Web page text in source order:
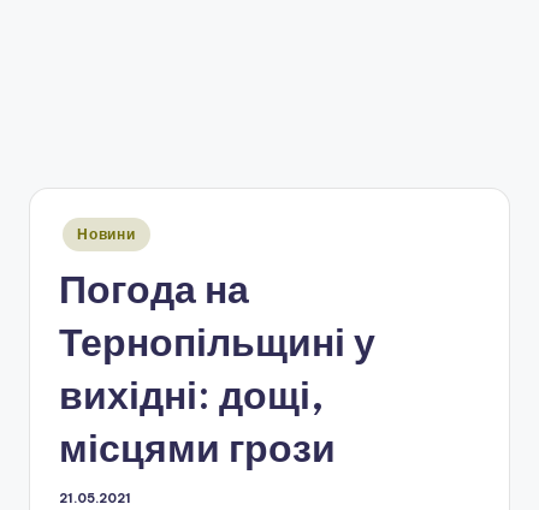
Опубліковано
Новини
Погода на
Тернопільщині у
вихідні: дощі,
місцями грози
21.05.2021